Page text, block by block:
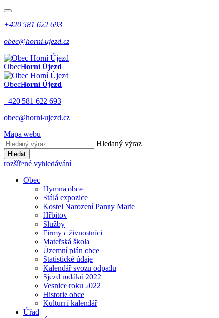
+420 581 622 693
obec@horni-ujezd.cz
ObecHorní Újezd
ObecHorní Újezd
+420 581 622 693
obec@horni-ujezd.cz
Mapa webu
Hledaný výraz
Hledat
rozšířené vyhledávání
Obec
Hymna obce
Stálá expozice
Kostel Narození Panny Marie
Hřbitov
Služby
Firmy a živnostníci
Mateřská škola
Územní plán obce
Statistické údaje
Kalendář svozu odpadu
Sjezd rodáků 2022
Vesnice roku 2022
Historie obce
Kulturní kalendář
Úřad